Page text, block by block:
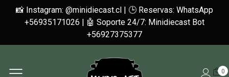
📸 Instagram: @minidiecast.cl | 🕒 Reservas: WhatsApp
+56935171026 | 🤖 Soporte 24/7: Minidiecast Bot
+56927375377
0